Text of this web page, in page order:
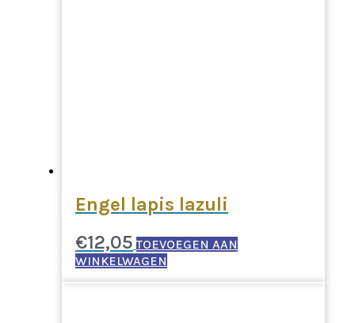
Engel lapis lazuli
€12,05 TOEVOEGEN AAN
WINKELWAGEN